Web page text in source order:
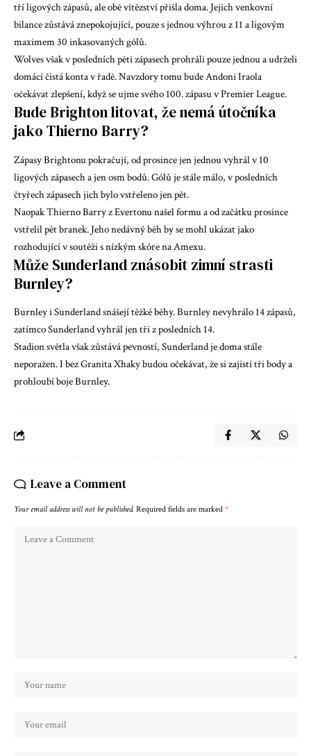
tří ligových zápasů, ale obě vítězství přišla doma. Jejich venkovní
bilance zůstává znepokojující, pouze s jednou výhrou z 11 a ligovým
maximem 30 inkasovaných gólů.
Wolves však v posledních pěti zápasech prohráli pouze jednou a udrželi
domácí čistá konta v řadě. Navzdory tomu bude Andoni Iraola
očekávat zlepšení, když se ujme svého 100. zápasu v Premier League.
Bude Brighton litovat, že nemá útočníka
jako Thierno Barry?
Zápasy Brightonu pokračují, od prosince jen jednou vyhrál v 10
ligových zápasech a jen osm bodů. Gólů je stále málo, v posledních
čtyřech zápasech jich bylo vstřeleno jen pět.
Naopak Thierno Barry z Evertonu našel formu a od začátku prosince
vstřelil pět branek. Jeho nedávný běh by se mohl ukázat jako
rozhodující v soutěži s nízkým skóre na Amexu.
Může Sunderland znásobit zimní strasti
Burnley?
Burnley i Sunderland snášejí těžké běhy. Burnley nevyhrálo 14 zápasů,
zatímco Sunderland vyhrál jen tři z posledních 14.
Stadion světla však zůstává pevností, Sunderland je doma stále
neporažen. I bez Granita Xhaky budou očekávat, že si zajistí tři body a
prohloubí boje Burnley.
Leave a Comment
Your email address will not be published. Required fields are marked *